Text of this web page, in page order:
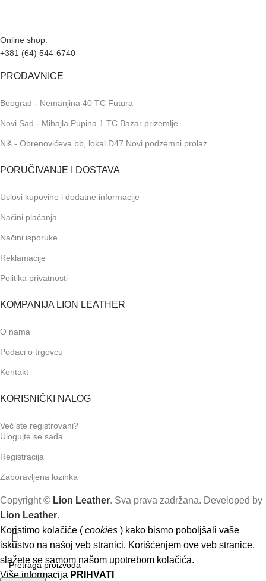
Online shop:
+381 (64) 544-6740
PRODAVNICE
Beograd - Nemanjina 40 TC Futura
Novi Sad - Mihajla Pupina 1 TC Bazar prizemlje
Niš - Obrenovićeva bb, lokal D47 Novi podzemni prolaz
PORUČIVANJE I DOSTAVA
Uslovi kupovine i dodatne informacije
Načini plaćanja
Načini isporuke
Reklamacije
Politika privatnosti
KOMPANIJA LION LEATHER
O nama
Podaci o trgovcu
Kontakt
KORISNIČKI NALOG
Već ste registrovani?
Ulogujte se sada
Registracija
Zaboravljena lozinka
Copyright © Lion Leather. Sva prava zadržana. Developed by
Lion Leather.
Koristimo kolačiće ( cookies ) kako bismo poboljšali vaše
iskustvo na našoj veb stranici. Korišćenjem ove veb stranice,
slažete se samom našom upotrebom kolačića.
Više informacija PRIHVATI